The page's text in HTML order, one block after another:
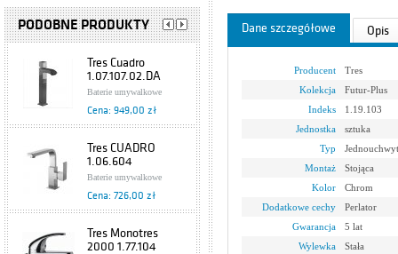
PODOBNE PRODUKTY
Tres Cuadro
1.07.107.02.DA
Baterie umywalkowe
Cena: 949,00 zł
Tres CUADRO
1.06.604
Baterie umywalkowe
Cena: 726,00 zł
Tres Monotres
2000 1.77.104
Dane szczegółowe Opis
Producent
Tres
Kolekcja
Futur-Plus
Indeks
1.19.103
Jednostka
sztuka
Typ
Montaż
Stojąca
Kolor
Chrom
Dodatkowe cechy
Perlator
Gwarancja
5 lat
Wylewka
Stała